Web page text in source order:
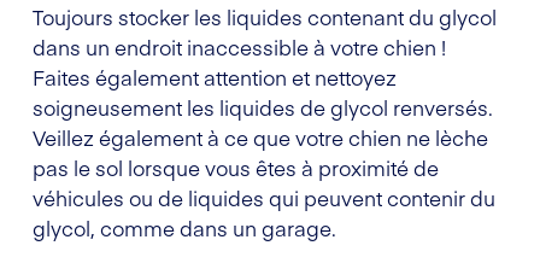
Toujours stocker les liquides contenant du glycol
dans un endroit inaccessible à votre chien !
Faites également attention et nettoyez
soigneusement les liquides de glycol renversés.
Veillez également à ce que votre chien ne lèche
pas le sol lorsque vous êtes à proximité de
véhicules ou de liquides qui peuvent contenir du
glycol, comme dans un garage.